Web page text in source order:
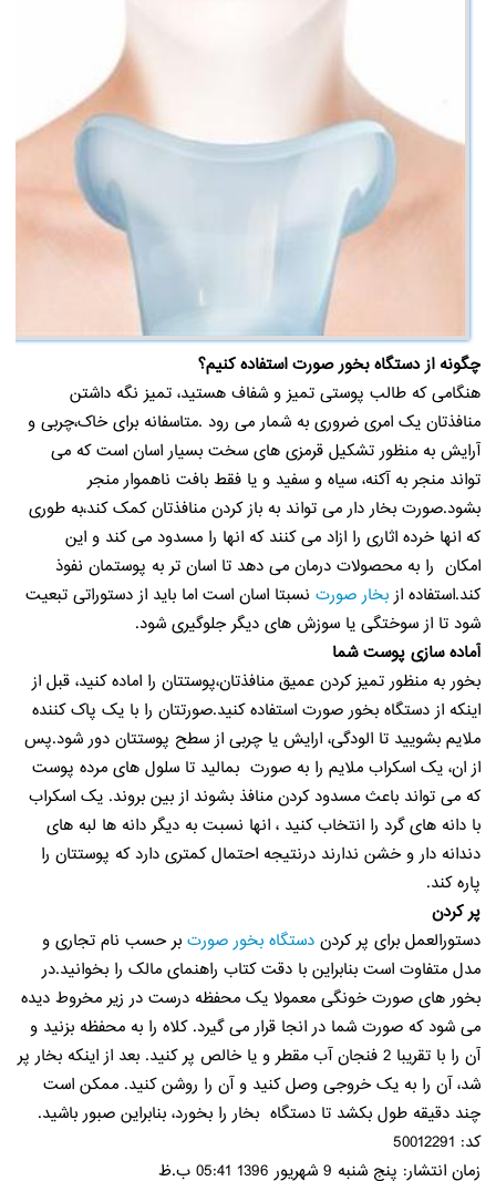
چگونه از دستگاه بخور صورت استفاده کنیم؟
هنگامی که طالب پوستی تمیز و شفاف هستید، تمیز نگه داشتن
منافذتان یک امری ضروری به شمار می رود .متاسفانه برای خاک،چربی و
آرایش به منظور تشکیل قرمزی های سخت بسیار اسان است که می
تواند منجر به آکنه، سیاه و سفید و یا فقط بافت ناهموار منجر
بشود.صورت بخار دار می تواند به باز کردن منافذتان کمک کند،به طوری
که انها خرده اثاری را ازاد می کنند که انها را مسدود می کند و این
امکان را به محصولات درمان می دهد تا اسان تر به پوستمان نفوذ
کند.استفاده ازبخار صورت نسبتا اسان است اما باید از دستوراتی تبعیت
شود تا از سوختگی یا سوزش های دیگر جلوگیری شود.
آماده سازی پوست شما
بخور به منظور تمیز کردن عمیق منافذتان،پوستتان را اماده کنید، قبل از
اینکه از دستگاه بخور صورت استفاده کنید.صورتتان را با یک پاک کننده
ملایم بشویید تا الودگی، ارایش یا چربی از سطح پوستتان دور شود.پس
از ان، یک اسکراب ملایم را به صورت بمالید تا سلول های مرده پوست
که می تواند باعث مسدود کردن منافذ بشوند از بین بروند. یک اسکراب
با دانه های گرد را انتخاب کنید ، انها نسبت به دیگر دانه ها لبه های
دندانه دار و خشن ندارند درنتیجه احتمال کمتری دارد که پوستتان را
پاره کند.
پر کردن
دستورالعمل برای پر کردندستگاه بخور صورتبر حسب نام تجاری و
مدل متفاوت است بنابراین با دقت کتاب راهنمای مالک را بخوانید.در
بخور های صورت خونگی معمولا یک محفظه درست در زیر مخروط دیده
می شود که صورت شما در انجا قرار می گیرد. کلاه را به محفظه بزنید و
آن را با تقریبا 2 فنجان آب مقطر و یا خالص پر کنید. بعد از اینکه بخار پر
شد، آن را به یک خروجی وصل کنید و آن را روشن کنید. ممکن است
چند دقیقه طول بکشد تا دستگاه بخار را بخورد، بنابراین صبور باشید.
کد: 50012291
زمان انتشار: پنج شنبه 9 شهریور 1396 05:41 ب.ظ